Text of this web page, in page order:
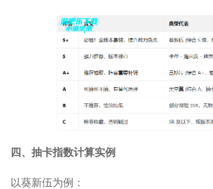
四、抽卡指数计算实例
以葵新伍为例：